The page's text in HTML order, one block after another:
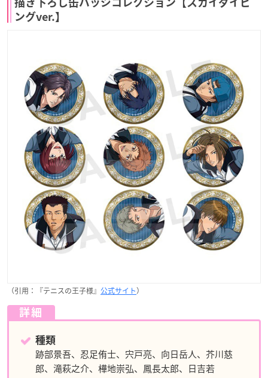
描き下ろし缶バッジコレクション【スカイダイビ
ングver.】
（引用：『テニスの王子様』 公式サイト）
詳細
種類
跡部景吾、忍足侑士、宍戸亮、向日岳人、芥川慈
郎、滝萩之介、樺地崇弘、鳳長太郎、日吉若